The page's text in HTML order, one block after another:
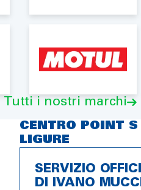
Tutti i nostri marchi
CENTRO POINT
LIGURE
SERVIZIO
DI IVANO